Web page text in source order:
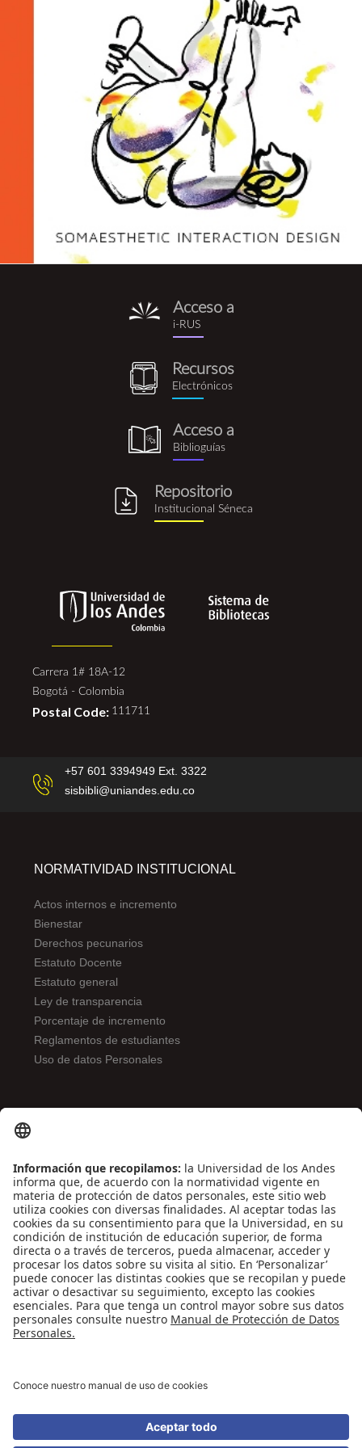
i-
rus.png
Acceso a
i-RUS
recursos_electronicos.png
Recursos
Electrónicos
biblioguia.png
Acceso a
Biblioguías
Repositorio
Institucional Séneca
Carrera 1# 18A-12
Bogotá - Colombia
Postal Code: 111711
+57 601 3394949 Ext. 3322
sisbibli@uniandes.edu.co
NORMATIVIDAD INSTITUCIONAL
Actos internos e incremento
Bienestar
Derechos pecunarios
Estatuto Docente
Estatuto general
Ley de transparencia
Porcentaje de incremento
Reglamentos de estudiantes
Uso de datos Personales
Contáctenos
Biblioguías
Preguntas frecuentes
Capacitación
Directrices
Entretenimiento
Compra de libros y material audiovisual